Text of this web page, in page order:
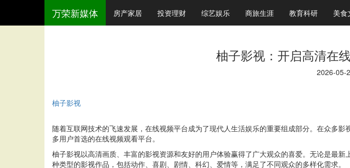
万荣新媒体 房产家居 投资理财 综艺娱乐 商旅生涯 教育科研 美食
柚子影视：开启高清在
2026-05-
柚子影视
随着互联网技术的飞速发展，在线视频平台成为了现代人生活娱乐的重要组成部分。在众多影
多用户首选的在线视频观看平台。
柚子影视以高清画质、丰富的影视资源和友好的用户体验赢得了广大观众的喜爱。无论是最
种类型的影视作品，包括动作、喜剧、剧情、科幻、爱情等，满足了不同观众的多样化需求。